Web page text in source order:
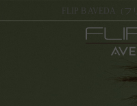
FLIP B AVEDA（フ